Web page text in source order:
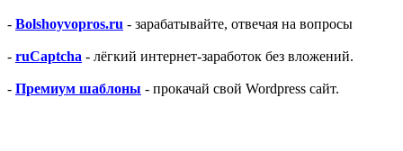
- Bolshoyvopros.ru - зарабатывайте, отвечая на вопросы
- ruCaptcha - лёгкий интернет-заработок без вложений.
- Премиум шаблоны - прокачай свой Wordpress сайт.